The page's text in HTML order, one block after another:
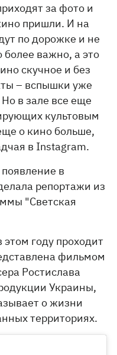
за фото и
пришли. И на
по дорожке и не
важно, а это
скучное и без
– вспышки уже
в зале все еще
культовым
о кино больше,
в Instagram.
в
репортажи из
"Светская
году проходит
​​фильмом
Ростислава
Украины,
о жизни
территориях.